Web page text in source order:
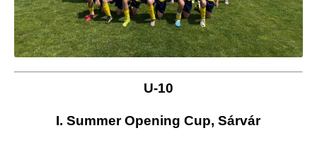
U-10
I. Summer Opening Cup, Sárvár